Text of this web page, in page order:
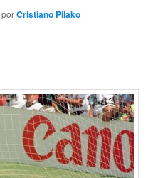
porCristiano Pilako